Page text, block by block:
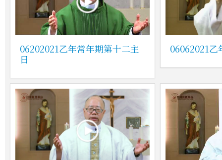
06202021乙年常年期第十二主
日
06062021乙